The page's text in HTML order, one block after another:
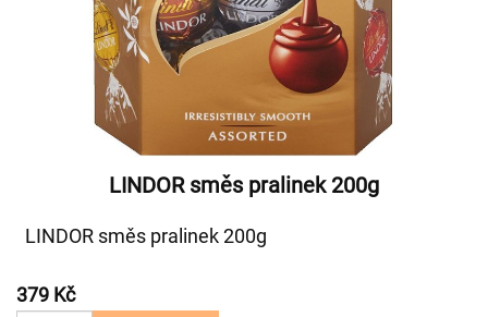
LINDOR směs pralinek 200g
LINDOR směs pralinek 200g
379 Kč